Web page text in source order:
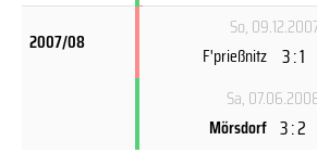
2007/08
So,
F'prießnitz 3 : 1
Sa,
Mörsdorf 3 : 2